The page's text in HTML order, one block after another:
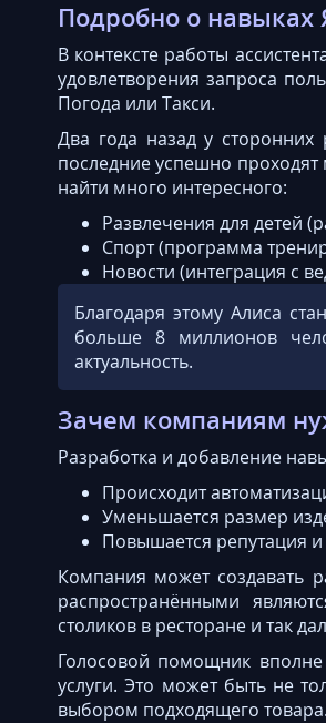
Подробно о навыках
В контексте работы
удовлетворения запроса
Погода или Такси.
Два года назад у сторонних
последние успешно
найти много интересного:
Развлечения для детей
Спорт (программа
Новости (интеграция с
Благодаря этому Алиса
больше 8 миллионов
актуальность.
Зачем компаниям
Разработка и добавление
Происходит
Уменьшается размер
Повышается репутация
Компания может создавать
распространёнными
столиков в ресторане и так
Голосовой помощник вполне
услуги. Это может быть не
выбором подходящего товара.